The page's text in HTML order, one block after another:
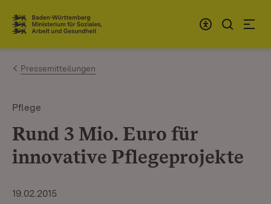
Zum Inhalt springen
Link zur Startseite
Pressemitteilungen
Pflege
Rund 3 Mio. Euro für
innovative Pflegeprojekte
19.02.2015